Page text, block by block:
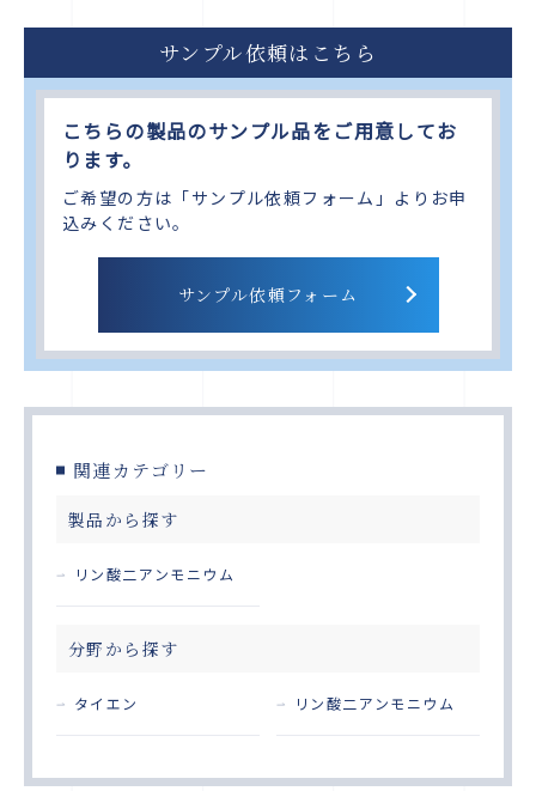
サンプル依頼はこちら
こちらの製品のサンプル品をご用意してお
ります。
ご希望の方は「サンプル依頼フォーム」よりお申
込みください。
サンプル依頼フォーム
関連カテゴリー
製品から探す
リン酸二アンモニウム
分野から探す
タイエン リン酸二アンモニウム